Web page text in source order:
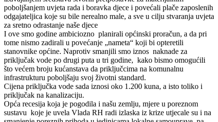
poboljšanjem uvjeta rada i boravka djece i povećali plače zaposlenih
odgajateljica koje su bile nerealno male, a sve u cilju stvaranja uvjeta
za sretno odrastanje naše djece
I ove smo godine ambiciozno planirali općinski proračun, a da pri
tome nismo zadirali u povećanje „nameta“ koji bi opteretili
stanovnike općine. Naprotiv smanjili smo iznos naknade za
priključak vode po drugi puta u tri godine, kako bismo omogućili
što većem broju kućanstava da priključcima na komunalnu
infrastrukturu poboljšaju svoj životni standard.
Cijena priključka vode sada iznosi oko 1.200 kuna, a isto toliko i
priključak na kanalizaciju.
Opća recesija koja je pogodila i našu zemlju, mjere u poreznom
sustavu koje je uvela Vlada RH radi izlaska iz krize utjecale su i na